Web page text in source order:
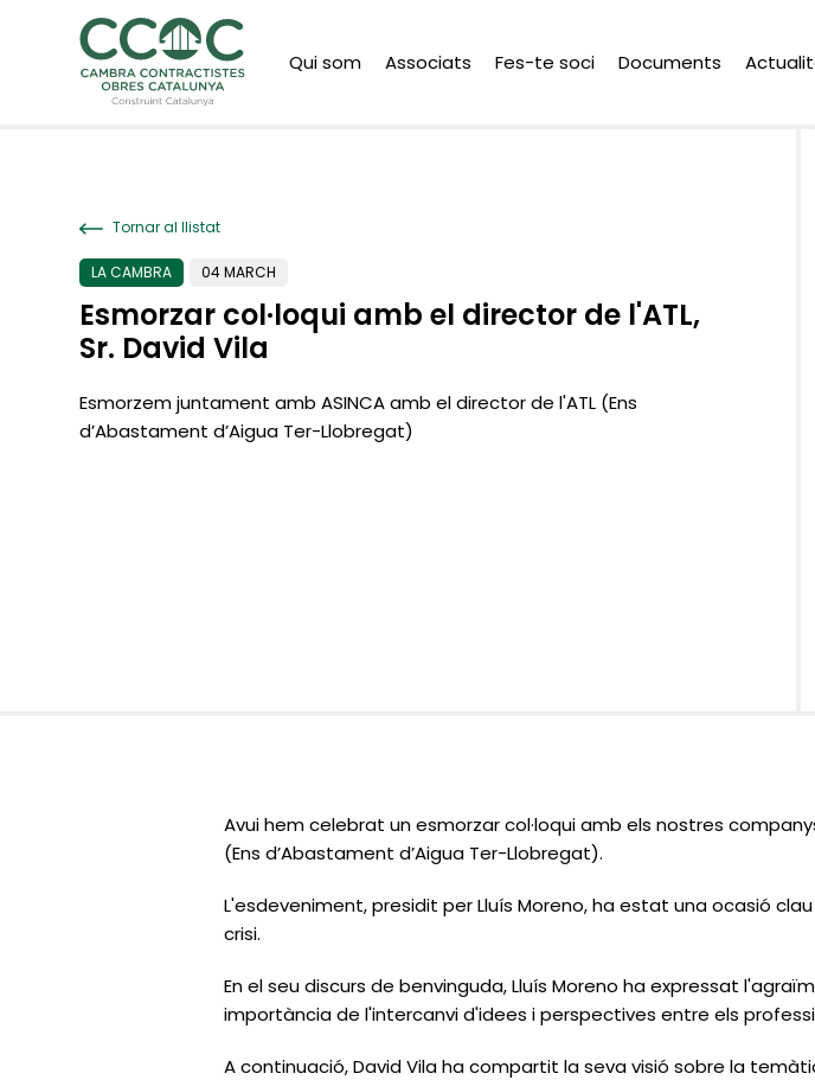
Qui som Associats Fes-te soci Documents
Tornar al llistat
LA CAMBRA 04 MARCH
Esmorzar col·loqui amb el director de l'ATL,
Sr. David Vila
Esmorzem juntament amb ASINCA amb el director de l'ATL (Ens
d’Abastament d’Aigua Ter-Llobregat)
Avui hem celebrat un esmorzar col·loqui amb els nostres
(Ens d’Abastament d’Aigua Ter-Llobregat).
L'esdeveniment, presidit per Lluís Moreno, ha estat una ocasió
crisi.
En el seu discurs de benvinguda, Lluís Moreno ha expressat
importància de l'intercanvi d'idees i perspectives entre els
A continuació, David Vila ha compartit la seva visió sobre la